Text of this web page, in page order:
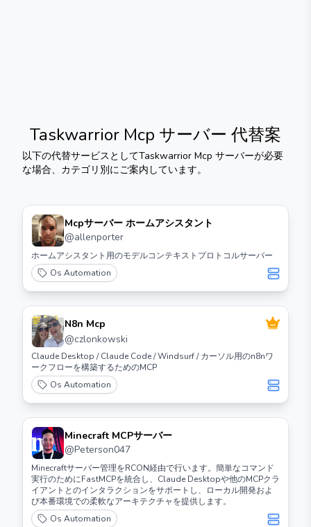
Taskwarrior Mcp サーバー 代替案
以下の代替サービスとしてTaskwarrior Mcp サーバーが必要
な場合、カテゴリ別にご案内しています。
Mcpサーバー ホームアシスタント
@allenporter
ホームアシスタント用のモデルコンテキストプロトコルサーバー
Os Automation
N8n Mcp
@czlonkowski
Claude Desktop / Claude Code / Windsurf / カーソル用のn8nワ
ークフローを構築するためのMCP
Os Automation
Minecraft MCPサーバー
@Peterson047
Minecraftサーバー管理をRCON経由で行います。簡単なコマンド
実行のためにFastMCPを統合し、Claude Desktopや他のMCPクラ
イアントとのインタラクションをサポートし、ローカル開発およ
び本番環境での柔軟なアーキテクチャを提供します。
Os Automation